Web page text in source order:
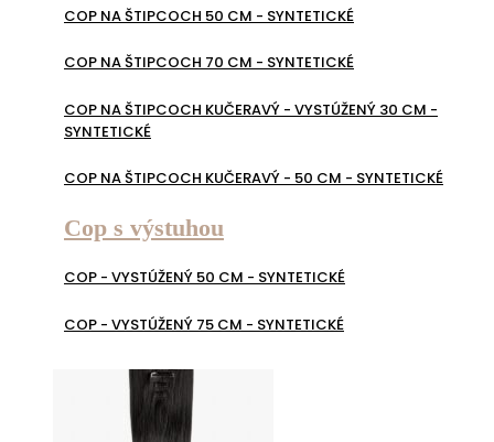
COP NA ŠTIPCOCH 50 CM - SYNTETICKÉ
COP NA ŠTIPCOCH 70 CM - SYNTETICKÉ
COP NA ŠTIPCOCH KUČERAVÝ - VYSTÚŽENÝ 30 CM -
SYNTETICKÉ
COP NA ŠTIPCOCH KUČERAVÝ - 50 CM - SYNTETICKÉ
Cop s výstuhou
COP - VYSTÚŽENÝ 50 CM - SYNTETICKÉ
COP - VYSTÚŽENÝ 75 CM - SYNTETICKÉ